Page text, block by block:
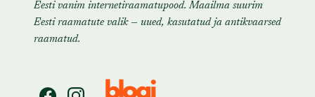
Eesti vanim internetiraamatupood. Maailma suurim
Eesti raamatute valik — uued, kasutatud ja antikvaarsed
raamatud.